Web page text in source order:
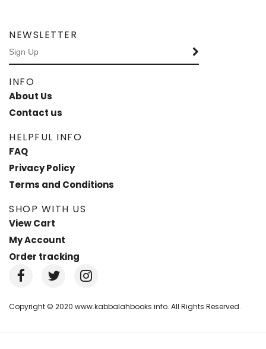
NEWSLETTER
INFO
About Us
Contact us
HELPFUL INFO
FAQ
Privacy Policy
Terms and Conditions
SHOP WITH US
View Cart
My Account
Order tracking
Copyright © 2020 www.kabbalahbooks.info. All Rights Reserved.